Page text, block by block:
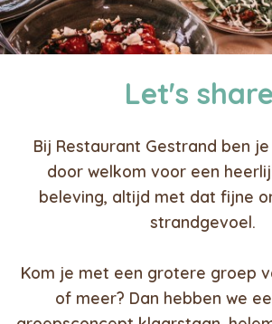
Let's
Bij Restaurant Gestrand ben
door welkom voor een
beleving, altijd met dat fijne
strandgevoel.
Kom je met een grotere groep
of meer? Dan hebben we